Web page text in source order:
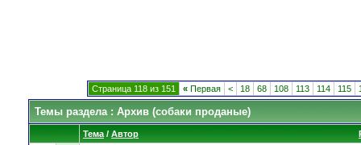
Страница 118 из 151 « Первая < 18 68 108 113 114 115
Темы раздела: Архив (собаки проданые)
Тема / Автор